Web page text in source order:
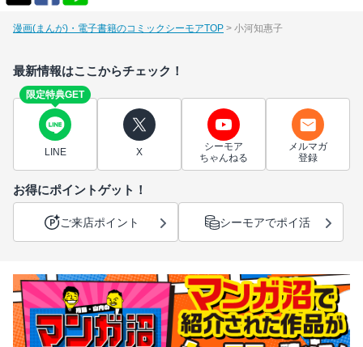
漫画(まんが)・電子書籍のコミックシーモアTOP 小河知惠子
最新情報はここからチェック！
限定特典GET
LINE X
シーモア
ちゃんねる
メルマガ
登録
お得にポイントゲット！
ご来店ポイント シーモアでポイ活